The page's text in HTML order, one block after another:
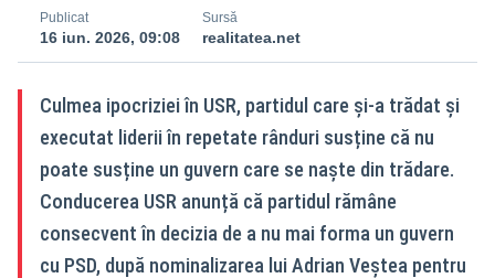
Publicat
16 iun. 2026, 09:08
Sursă
realitatea.net
Culmea ipocriziei în USR, partidul care și-a trădat și
executat liderii în repetate rânduri susține că nu
poate susține un guvern care se naște din trădare.
Conducerea USR anunță că partidul rămâne
consecvent în decizia de a nu mai forma un guvern
cu PSD, după nominalizarea lui Adrian Veștea pentru